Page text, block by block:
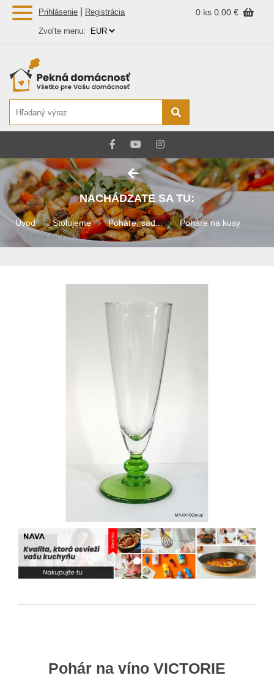
Prihlásenie Registrácia 0 ks 0.00 €
Zvoľte menu:
NACHÁDZATE SA TU:
Úvod Stolujeme Poháre, sad... Poháre na kusy
Pohár na v...
Pohár na víno VICTORIE